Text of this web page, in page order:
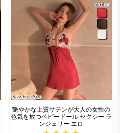
艶やかな上質サテンが大人の女性の
色気を放つベビードール セクシー ラ
ンジェリー エロ